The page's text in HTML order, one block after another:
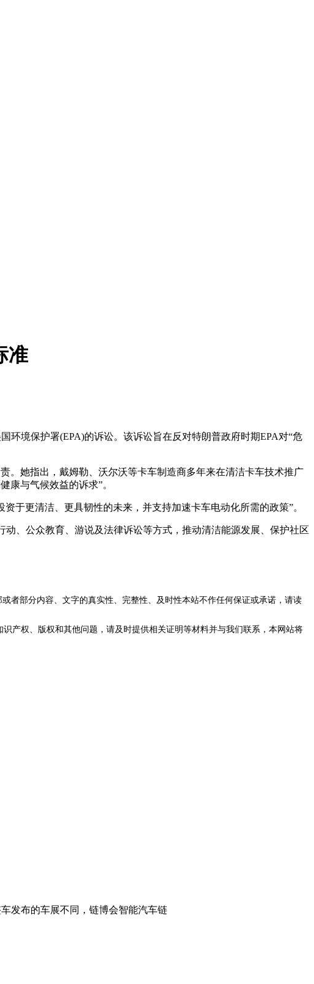
准
境保护署(EPA)的诉讼。该诉讼旨在反对特朗普政府时期EPA对“危
她指出，戴姆勒、沃尔沃等卡车制造商多年来在清洁卡车技术推广
康与气候效益的诉求”。
更清洁、更具韧性的未来，并支持加速卡车电动化所需的政策”。
、公众教育、游说及法律诉讼等方式，推动清洁能源发展、保护社区
者部分内容、文字的真实性、完整性、及时性本站不作任何保证或承诺，请读
产权、版权和其他问题，请及时提供相关证明等材料并与我们联系，本网站将
发布的车展不同，链博会智能汽车链